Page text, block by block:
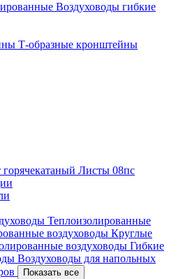
Воздуховоды гибкие
Т-образные кронштейны
Листы 08пс
Теплоизолированные
воздуховоды Круглые
воздуховоды Гибкие
Воздуховоды для напольных
Показать все